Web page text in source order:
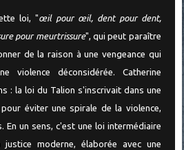
loi, "œil pour œil, dent pour dent,
pour meurtrissure", qui peut paraître
de la raison à une vengeance qui
violence déconsidérée. Catherine
: la loi du Talion s'inscrivait dans une
éviter une spirale de la violence,
En un sens, c'est une loi intermédiaire
moderne, élaborée avec une